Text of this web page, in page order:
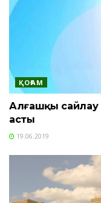
ҚОҒАМ
Алғашқы сайлау
асты
19.06.2019